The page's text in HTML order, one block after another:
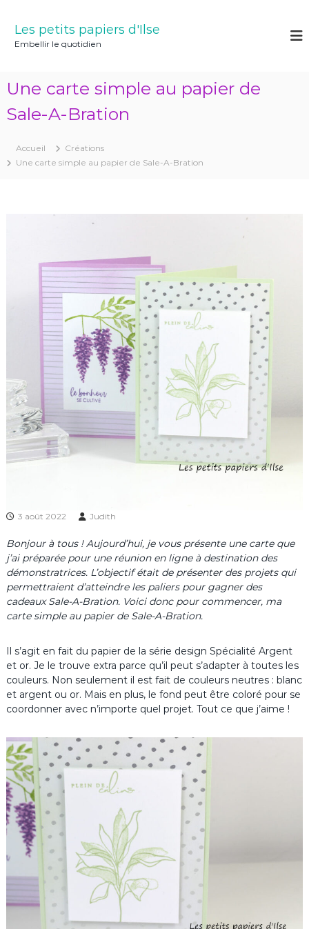
Les petits papiers d'Ilse
Embellir le quotidien
Une carte simple au papier de
Sale-A-Bration
Accueil
Créations
Une carte simple au papier de Sale-A-Bration
3 août 2022 Judith
Bonjour à tous ! Aujourd’hui, je vous présente une carte que
j’ai préparée pour une réunion en ligne à destination des
démonstratrices. L’objectif était de présenter des projets qui
permettraient d’atteindre les paliers pour gagner des
cadeaux Sale-A-Bration. Voici donc pour commencer, ma
carte simple au papier de Sale-A-Bration.
Il s’agit en fait du papier de la série design Spécialité Argent
et or. Je le trouve extra parce qu’il peut s’adapter à toutes les
couleurs. Non seulement il est fait de couleurs neutres : blanc
et argent ou or. Mais en plus, le fond peut être coloré pour se
coordonner avec n’importe quel projet. Tout ce que j’aime !